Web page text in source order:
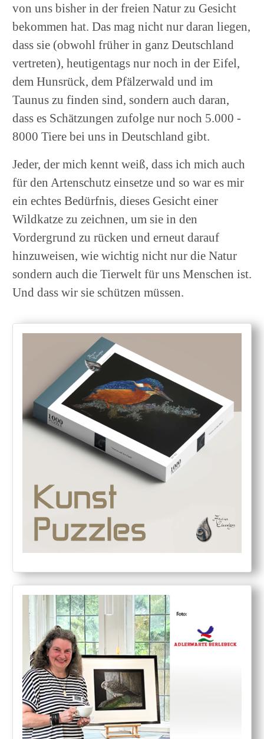
von uns bisher in der freien Natur zu Gesicht
bekommen hat. Das mag nicht nur daran liegen,
dass sie (obwohl früher in ganz Deutschland
vertreten), heutigentags nur noch in der Eifel,
dem Hunsrück, dem Pfälzerwald und im
Taunus zu finden sind, sondern auch daran,
dass es Schätzungen zufolge nur noch 5.000 -
8000 Tiere bei uns in Deutschland gibt.
Jeder, der mich kennt weiß, dass ich mich auch
für den Artenschutz einsetze und so war es mir
ein echtes Bedürfnis, dieses Gesicht einer
Wildkatze zu zeichnen, um sie in den
Vordergrund zu rücken und erneut darauf
hinzuweisen, wie wichtig nicht nur die Natur
sondern auch die Tierwelt für uns Menschen ist.
Und dass wir sie schützen müssen.